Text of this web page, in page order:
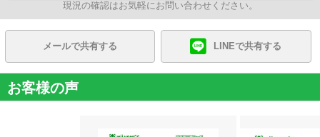
現況の確認はお気軽にお問い合わせください。
メールで共有する LINEで共有する
お客様の声